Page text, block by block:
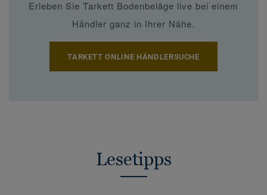
Erleben Sie Tarkett Bodenbeläge live bei einem
Händler ganz in Ihrer Nähe.
TARKETT ONLINE HÄNDLERSUCHE
Lesetipps